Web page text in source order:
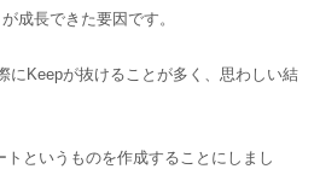
成長できた要因です。
にKeepが抜けることが多く、思わしい結
というものを作成することにしまし